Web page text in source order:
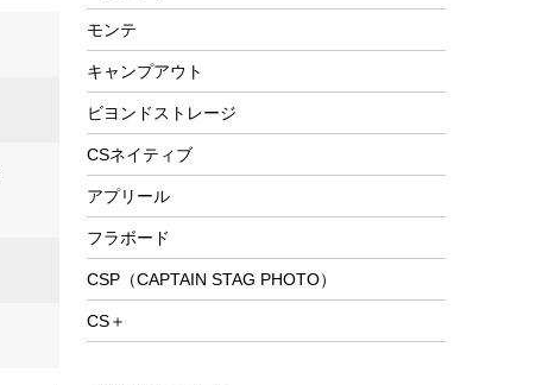
ランチボックス
ピクニックセット
ウィンター
防寒ウェア
ツール&アクセサリー
トレッキング
トレッキングステッキ
プレイグッズ
ウェルネス
モンテ
キャンプアウト
ビヨンドストレージ
CSネイティブ
アプリール
フラボード
CSP（CAPTAIN STAG PHOTO）
CS＋